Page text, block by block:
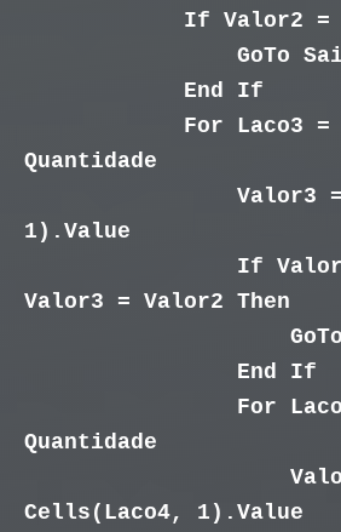
If Valor2 =
GoTo
End If
For Laco3 = 1
Quantidade
Valor3 =
1).Value
If Valor3 =
Valor3 = Valor2 Then
GoTo
End If
For Laco4 =
Quantidade
Valor4
Cells(Laco4, 1).Value